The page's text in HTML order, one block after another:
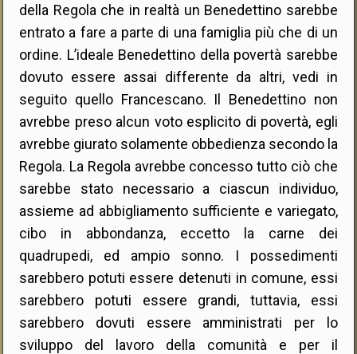
della Regola che in realtà un Benedettino sarebbe
entrato a fare a parte di una famiglia più che di un
ordine. L’ideale Benedettino della povertà sarebbe
dovuto essere assai differente da altri, vedi in
seguito quello Francescano. Il Benedettino non
avrebbe preso alcun voto esplicito di povertà, egli
avrebbe giurato solamente obbedienza secondo la
Regola. La Regola avrebbe concesso tutto ciò che
sarebbe stato necessario a ciascun individuo,
assieme ad abbigliamento sufficiente e variegato,
cibo in abbondanza, eccetto la carne dei
quadrupedi, ed ampio sonno. I possedimenti
sarebbero potuti essere detenuti in comune, essi
sarebbero potuti essere grandi, tuttavia, essi
sarebbero dovuti essere amministrati per lo
sviluppo del lavoro della comunità e per il